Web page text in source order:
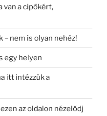
van a cipőkért,
nem is olyan nehéz!
egy helyen
itt intézzük a
az oldalon nézelődj